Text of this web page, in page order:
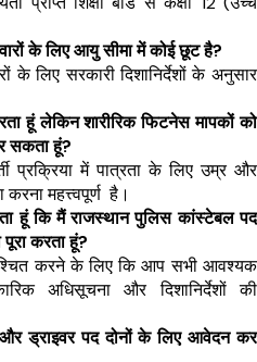
के लिए आयु सीमा में कोई छूट है?
के लिए सरकारी दिशानिर्देशों के अनुसार
हूं लेकिन शारीरिक फिटनेस मापकों को
सकता हूं?
प्रक्रिया में पात्रता के लिए उम्र और
महत्त्वपूर्ण  है।
हूं कि मैं राजस्थान पुलिस कांस्टेबल पद
करता हूं?
करने के लिए कि आप सभी आवश्यक
अधिसूचना और दिशानिर्देशों की
ड्राइवर पद दोनों के लिए आवेदन कर